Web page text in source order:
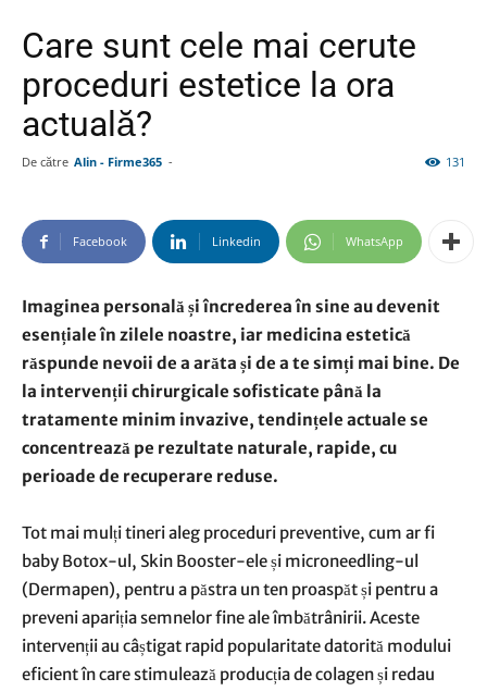
Care sunt cele mai cerute
proceduri estetice la ora
actuală?
De către Alin - Firme365 - 131
Facebook Linkedin WhatsApp
Imaginea personală și încrederea în sine au devenit
esențiale în zilele noastre, iar medicina estetică
răspunde nevoii de a arăta și de a te simți mai bine. De
la intervenții chirurgicale sofisticate până la
tratamente minim invazive, tendințele actuale se
concentrează pe rezultate naturale, rapide, cu
perioade de recuperare reduse.
Tot mai mulți tineri aleg proceduri preventive, cum ar fi
baby Botox-ul, Skin Booster-ele și microneedling-ul
(Dermapen), pentru a păstra un ten proaspăt și pentru a
preveni apariția semnelor fine ale îmbătrânirii. Aceste
intervenții au câștigat rapid popularitate datorită modului
eficient în care stimulează producția de colagen și redau